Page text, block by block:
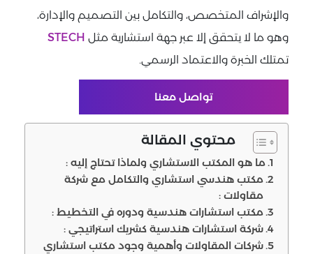
والإشراف المتخصص، والتكامل بين التصميم والإدارة،
وهو ما لا يتحقق إلا عبر جهة استشارية مثل STECH
تمتلك الخبرة والاعتماد الرسمي.
تواصل معنا
محتوي المقالة
ما هو المكتب الاستشاري ولماذا تحتاج إليه :
مكتب هندسي استشاري والتكامل مع شركة
مقاولات :
مكتب استشارات هندسية ودوره في التخطيط :
شركة استشارات هندسية كشريك استراتيجي :
شركات المقاولات وأهمية وجود مكتب استشاري